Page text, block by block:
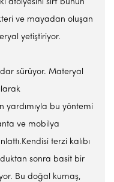
atölyesini sırf bunun
ve mayadan oluşan
yetiştiriyor.
sürüyor. Materyal
yardımıyla bu yöntemi
ve mobilya
terzi kalıbı
sonra basit bir
Bu doğal kumaş,